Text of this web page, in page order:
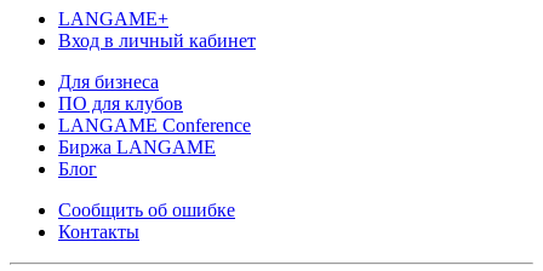
LANGAME+
Вход в личный кабинет
Для бизнеса
ПО для клубов
LANGAME Conference
Биржа LANGAME
Блог
Сообщить об ошибке
Контакты